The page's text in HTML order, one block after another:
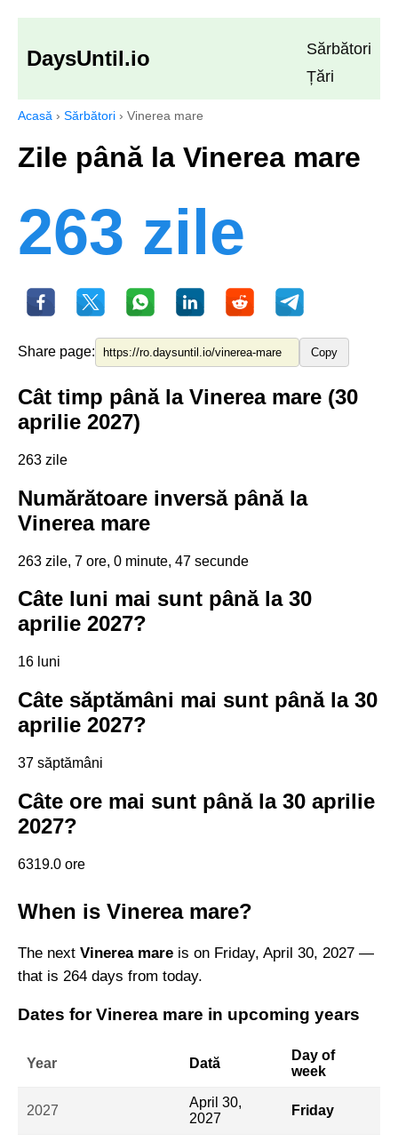
DaysUntil.io
Sărbători
Țări
Acasă › Sărbători › Vinerea mare
Zile până la Vinerea mare
263 zile
Share page: Copy
Cât timp până la Vinerea mare (30
aprilie 2027)
263 zile
Numărătoare inversă până la
Vinerea mare
263 zile, 7 ore, 0 minute, 47 secunde
Câte luni mai sunt până la 30
aprilie 2027?
16 luni
Câte săptămâni mai sunt până la 30
aprilie 2027?
37 săptămâni
Câte ore mai sunt până la 30 aprilie
2027?
6319.0 ore
When is Vinerea mare?
The next Vinerea mare is on Friday, April 30, 2027 —
that is 264 days from today.
Dates for Vinerea mare in upcoming years
Year Dată
Day of
week
2027
April 30,
2027
Friday